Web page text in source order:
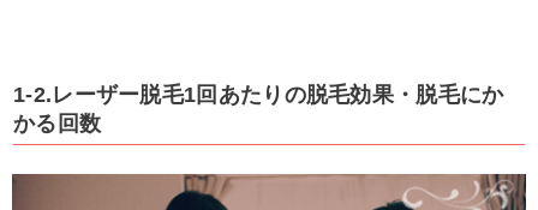
1-2.レーザー脱毛1回あたりの脱毛効果・脱毛にか
かる回数